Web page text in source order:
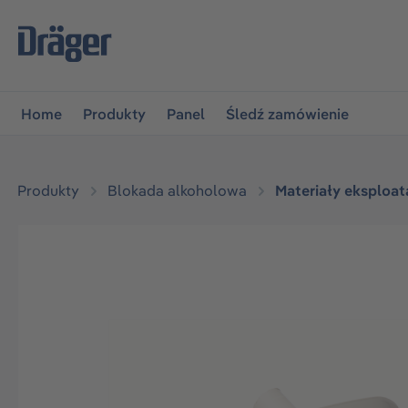
do głównej nawigacji
Home Produkty Panel Śledź zamówienie
Produkty Blokada alkoholowa Materiały